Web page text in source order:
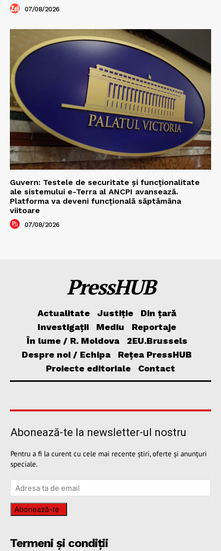
07/08/2026
Guvern: Testele de securitate și funcționalitate
ale sistemului e-Terra al ANCPI avansează.
Platforma va deveni funcțională săptămâna
viitoare
07/08/2026
PressHUB
Actualitate Justiție
Din țară
Investigații
Mediu
Reportaje
În lume / R. Moldova
2EU.Brussels
Despre noi / Echipa
Rețea PressHUB
Proiecte editoriale
Contact
Abonează-te la newsletter-ul nostru
Pentru a fi la curent cu cele mai recente știri, oferte și anunțuri
speciale.
Abonează-te
Termeni și condiții